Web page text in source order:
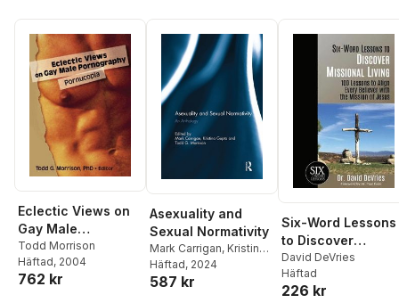
Eclectic Views on
Gay Male
Pornography
Todd Morrison
Häftad, 2004
762 kr
Asexuality and
Sexual Normativity
Mark Carrigan, Kristina
Gupta,Todd Morrison
Häftad, 2024
587 kr
Six-Word Lessons
to Discover
Missional Living:
100 Six-Word
Lessons to Align
David DeVries
Häftad
226 kr